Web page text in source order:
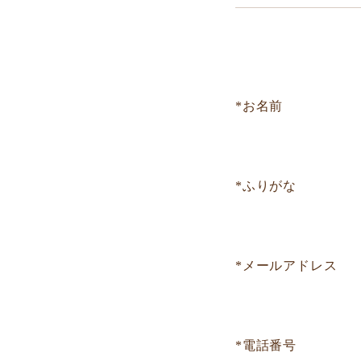
*お名前
*ふりがな
*メールアドレス
*電話番号